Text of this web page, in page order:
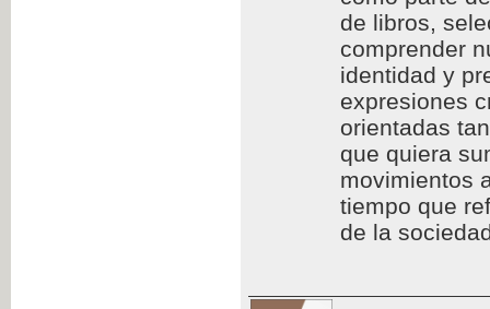
de libros,
comprender
identidad y
expresiones
orientadas
que quiera
movimientos
tiempo que
de la